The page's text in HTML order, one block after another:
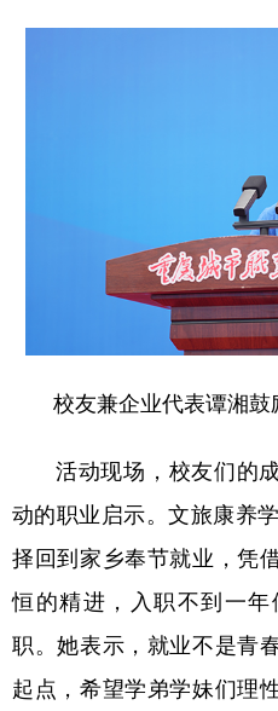
校友兼企业代表谭湘鼓
活动现场，校友们的
动的职业启示。文旅康养
择回到家乡奉节就业，凭
恒的精进，入职不到一
职。她表示，就业不是青
起点，希望学弟学妹们理